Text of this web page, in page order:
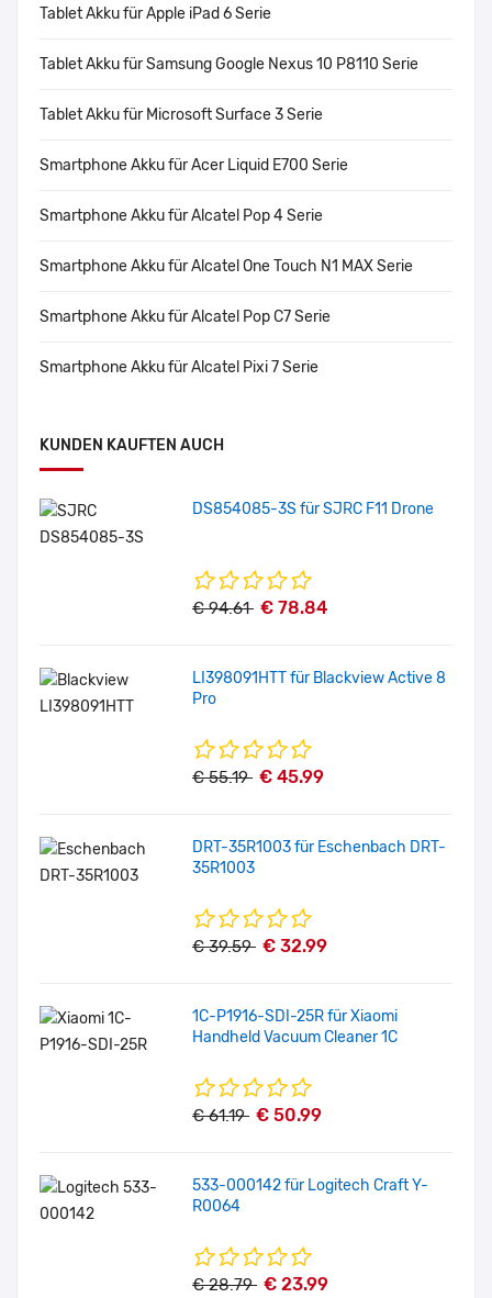
Tablet Akku für Apple iPad 6 Serie
Tablet Akku für Samsung Google Nexus 10 P8110 Serie
Tablet Akku für Microsoft Surface 3 Serie
Smartphone Akku für Acer Liquid E700 Serie
Smartphone Akku für Alcatel Pop 4 Serie
Smartphone Akku für Alcatel One Touch N1 MAX Serie
Smartphone Akku für Alcatel Pop C7 Serie
Smartphone Akku für Alcatel Pixi 7 Serie
KUNDEN KAUFTEN AUCH
DS854085-3S für SJRC F11 Drone
€ 94.61 € 78.84
LI398091HTT für Blackview Active 8
Pro
€ 55.19 € 45.99
DRT-35R1003 für Eschenbach DRT-
35R1003
€ 39.59 € 32.99
1C-P1916-SDI-25R für Xiaomi
Handheld Vacuum Cleaner 1C
€ 61.19 € 50.99
533-000142 für Logitech Craft Y-
R0064
€ 28.79 € 23.99